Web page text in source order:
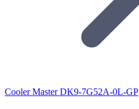
Cooler Master DK9-7G52A-0L-GP